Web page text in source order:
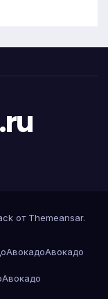
от Themeansar.
АвокадоАвокадо
Авокадо